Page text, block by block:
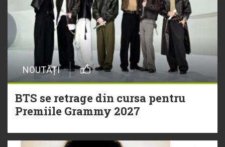
NOUTĂȚI
BTS se retrage din cursa pentru
Premiile Grammy 2027